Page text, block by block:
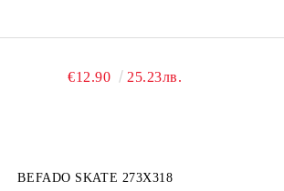
€12.90 25.23лв.
BEFADO SKATE 273X318